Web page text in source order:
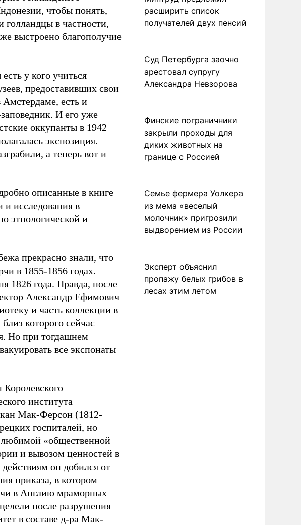
чтобы понять,
голландцы в частности,
выстроено благополучие
у кого учиться
предоставивших свои
есть и
И его уже
оккупанты в 1942
экспозиция.
а теперь вот и
описанные в книге
исследования в
этнологической и
прекрасно знали, что
в 1855-1856 годах.
1826 года. Правда, после
Александр Ефимович
и часть коллекции в
которого сейчас
Но при тогдашнем
все экспонаты
Королевского
института
Мак-Ферсон (1812-
госпиталей, но
«общественной
и вывозом ценностей в
он добился от
приказа, в котором
в Англию мраморных
после разрушения
в составе д-ра Мак-
расширить список
получателей двух пенсий
Суд Петербурга заочно
арестовал супругу
Александра Невзорова
Финские пограничники
закрыли проходы для
диких животных на
границе с Россией
Семье фермера Уолкера
из мема «веселый
молочник» пригрозили
выдворением из России
Эксперт объяснил
пропажу белых грибов в
лесах этим летом